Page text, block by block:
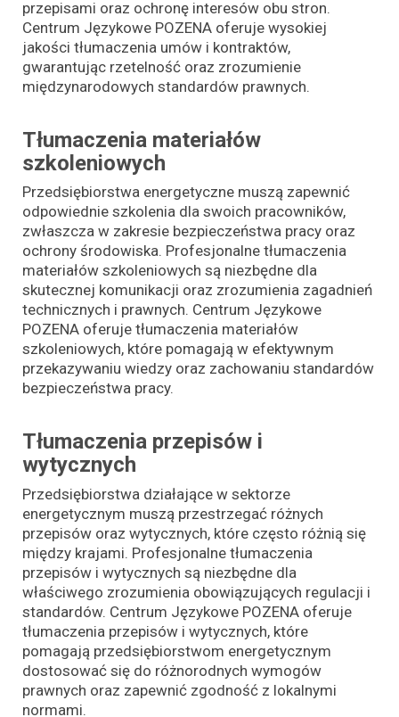
przepisami oraz ochronę interesów obu stron.
Centrum Językowe POZENA oferuje wysokiej
jakości tłumaczenia umów i kontraktów,
gwarantując rzetelność oraz zrozumienie
międzynarodowych standardów prawnych.
Tłumaczenia materiałów
szkoleniowych
Przedsiębiorstwa energetyczne muszą zapewnić
odpowiednie szkolenia dla swoich pracowników,
zwłaszcza w zakresie bezpieczeństwa pracy oraz
ochrony środowiska. Profesjonalne tłumaczenia
materiałów szkoleniowych są niezbędne dla
skutecznej komunikacji oraz zrozumienia zagadnień
technicznych i prawnych. Centrum Językowe
POZENA oferuje tłumaczenia materiałów
szkoleniowych, które pomagają w efektywnym
przekazywaniu wiedzy oraz zachowaniu standardów
bezpieczeństwa pracy.
Tłumaczenia przepisów i
wytycznych
Przedsiębiorstwa działające w sektorze
energetycznym muszą przestrzegać różnych
przepisów oraz wytycznych, które często różnią się
między krajami. Profesjonalne tłumaczenia
przepisów i wytycznych są niezbędne dla
właściwego zrozumienia obowiązujących regulacji i
standardów. Centrum Językowe POZENA oferuje
tłumaczenia przepisów i wytycznych, które
pomagają przedsiębiorstwom energetycznym
dostosować się do różnorodnych wymogów
prawnych oraz zapewnić zgodność z lokalnymi
normami.